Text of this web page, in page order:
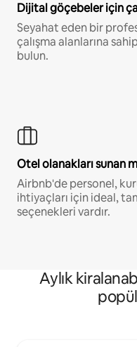
Dijital göçebeler için
Seyahat eden bir
çalışma alanlarına
bulun.
Otel olanakları sunan
Airbnb'de personel,
ihtiyaçları için ideal,
seçenekleri vardır.
Aylık